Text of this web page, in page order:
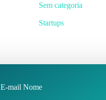
Sem categoria
Startups
E-mail Nome